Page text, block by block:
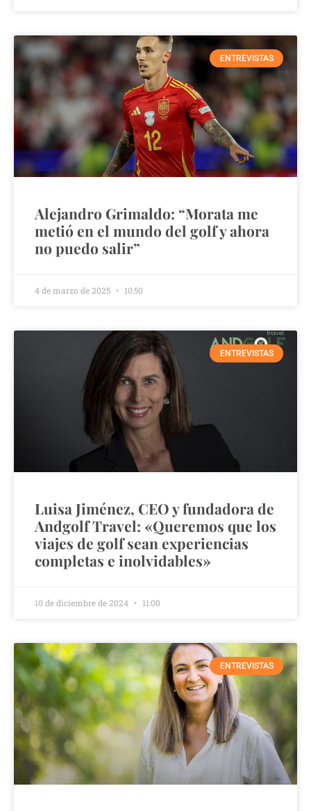
ENTREVISTAS
Alejandro Grimaldo: “Morata me
metió en el mundo del golf y ahora
no puedo salir”
4 de marzo de 2025 10:50
ENTREVISTAS
Luisa Jiménez, CEO y fundadora de
Andgolf Travel: «Queremos que los
viajes de golf sean experiencias
completas e inolvidables»
10 de diciembre de 2024 11:00
ENTREVISTAS